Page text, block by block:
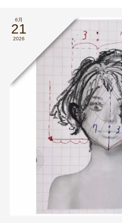
6月
21
2026